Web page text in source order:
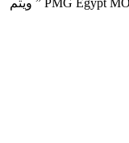
تامر عبد المنعم ومحمد يحي ” PMG Egypt MOY Production ” ويتم